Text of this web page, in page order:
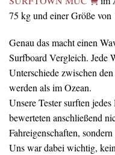
75 kg und einer Größe von
Genau das macht einen
Surfboard Vergleich. Jede
Unterschiede zwischen
werden als im Ozean.
Unsere Tester surften
bewerteten anschließend
Fahreigenschaften,
Uns war dabei wichtig,